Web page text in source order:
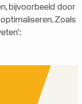
bijvoorbeeld door
Zoals